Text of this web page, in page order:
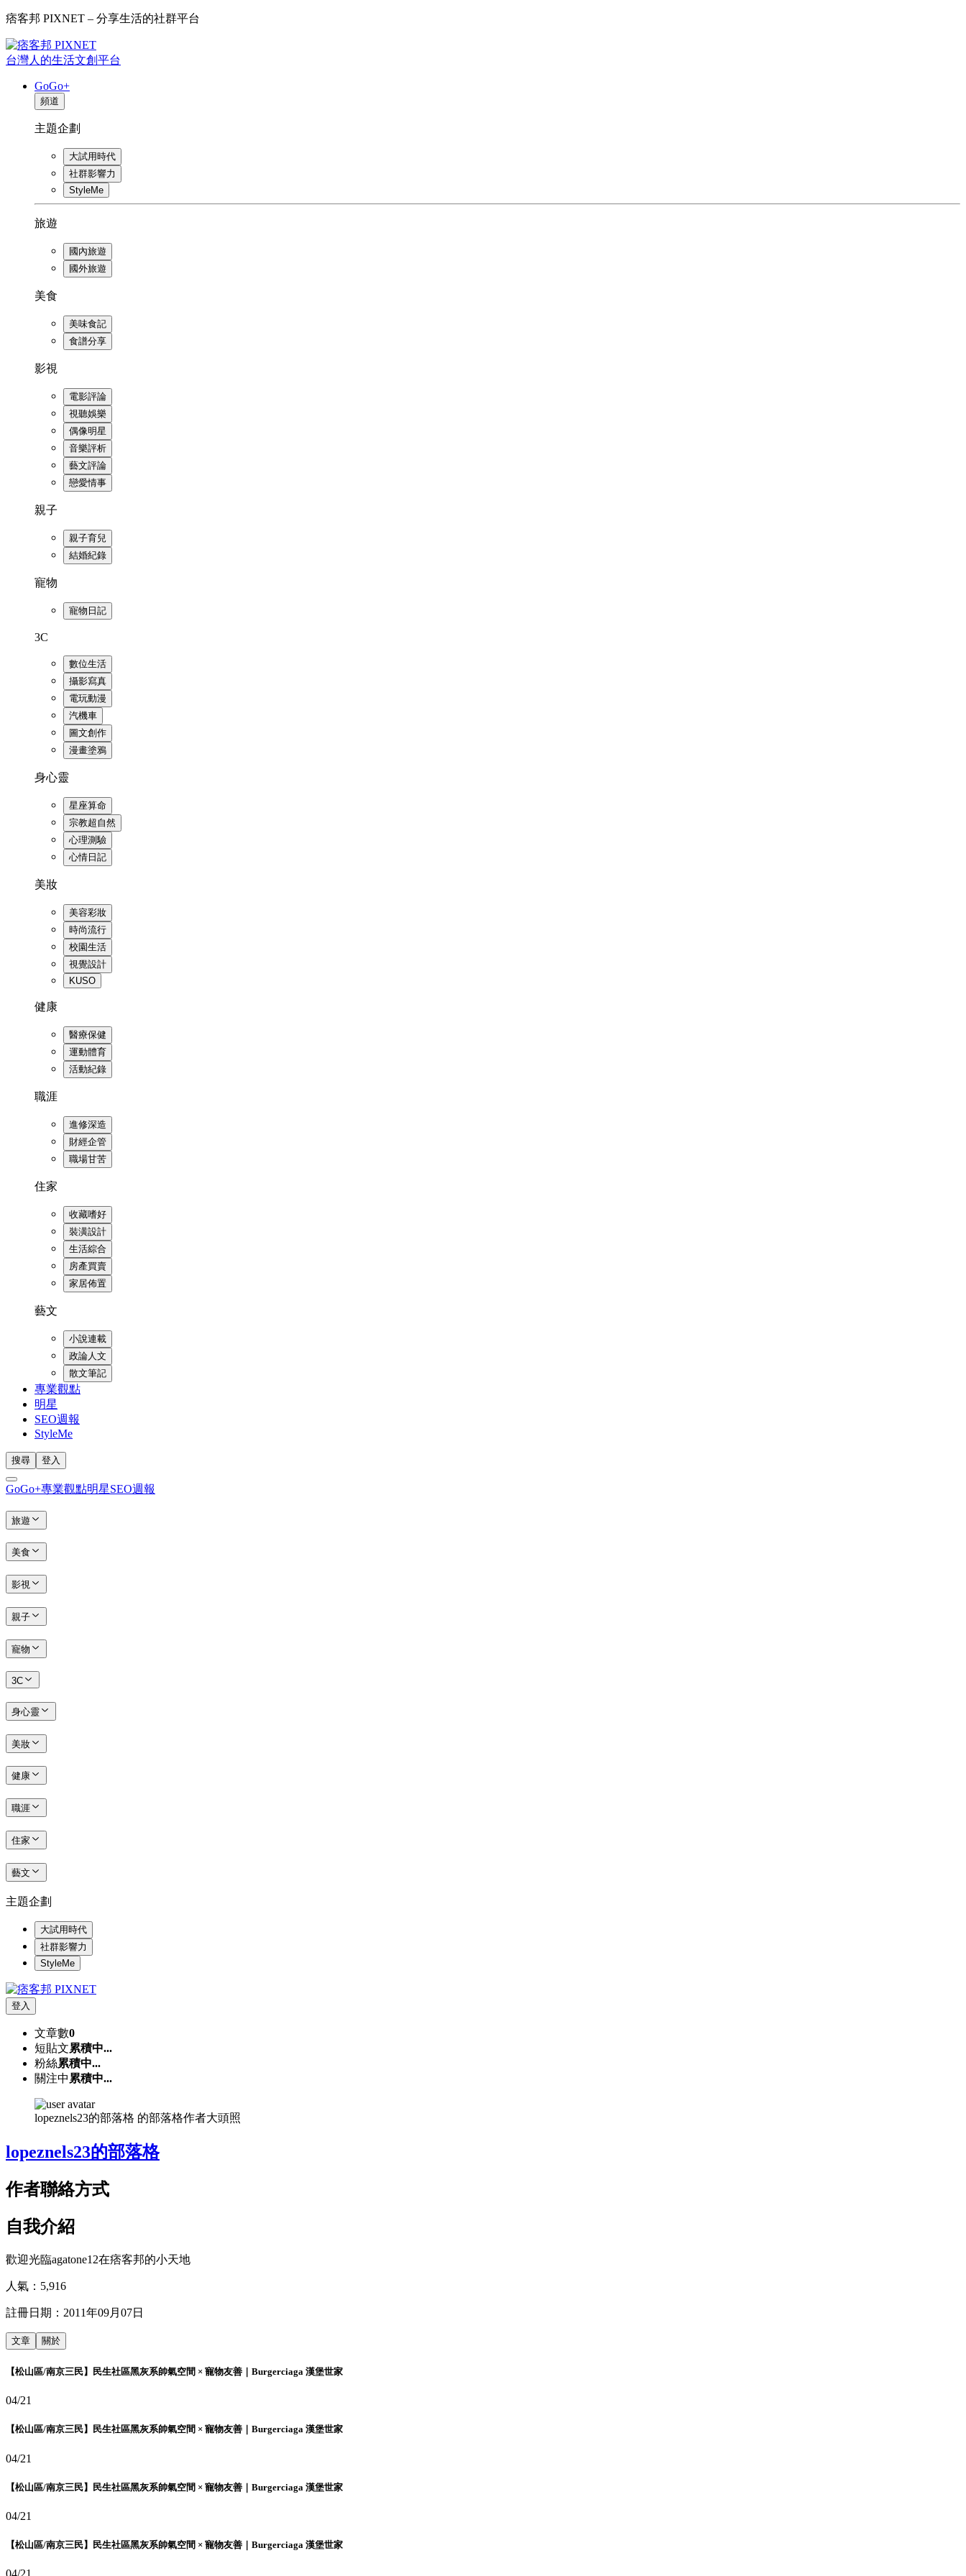
痞客邦 PIXNET – 分享生活的社群平台
台灣人的生活文創平台
GoGo+
頻道
主題企劃
大試用時代
社群影響力
StyleMe
旅遊
國內旅遊
國外旅遊
美食
美味食記
食譜分享
影視
電影評論
視聽娛樂
偶像明星
音樂評析
藝文評論
戀愛情事
親子
親子育兒
結婚紀錄
寵物
寵物日記
3C
數位生活
攝影寫真
電玩動漫
汽機車
圖文創作
漫畫塗鴉
身心靈
星座算命
宗教超自然
心理測驗
心情日記
美妝
美容彩妝
時尚流行
校園生活
視覺設計
KUSO
健康
醫療保健
運動體育
活動紀錄
職涯
進修深造
財經企管
職場甘苦
住家
收藏嗜好
裝潢設計
生活綜合
房產買賣
家居佈置
藝文
小說連載
政論人文
散文筆記
專業觀點
明星
SEO週報
StyleMe
搜尋 登入
GoGo+專業觀點明星SEO週報
旅遊
美食
影視
親子
寵物
3C
身心靈
美妝
健康
職涯
住家
藝文
主題企劃
大試用時代
社群影響力
StyleMe
登入
文章數0
短貼文累積中...
粉絲累積中...
關注中 累積中...
lopeznels23的部落格 的部落格作者大頭照
lopeznels23的部落格
作者聯絡方式
自我介紹
歡迎光臨agatone12在痞客邦的小天地
人氣： 5,916
註冊日期： 2011年09月07日
文章 關於
【松山區/南京三民】民生社區黑灰系帥氣空間 × 寵物友善｜Burgerciaga 漢堡世家
04/21
【松山區/南京三民】民生社區黑灰系帥氣空間 × 寵物友善｜Burgerciaga 漢堡世家
04/21
【松山區/南京三民】民生社區黑灰系帥氣空間 × 寵物友善｜Burgerciaga 漢堡世家
04/21
【松山區/南京三民】民生社區黑灰系帥氣空間 × 寵物友善｜Burgerciaga 漢堡世家